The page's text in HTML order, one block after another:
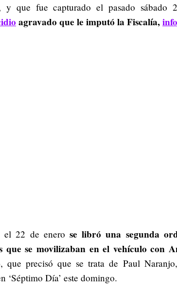
y que fue capturado el pasado
agravado que le imputó la Fiscalía,
el 22 de enero se libró una segunda
que se movilizaban en el vehículo con
que precisó que se trata de Paul
‘Séptimo Día’ este domingo.